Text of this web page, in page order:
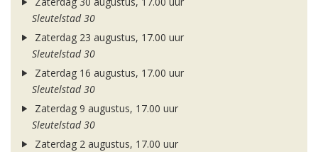
Sleutelstad 30
Zaterdag 23 augustus, 17.00 uur
Sleutelstad 30
Zaterdag 16 augustus, 17.00 uur
Sleutelstad 30
Zaterdag 9 augustus, 17.00 uur
Sleutelstad 30
Zaterdag 2 augustus, 17.00 uur